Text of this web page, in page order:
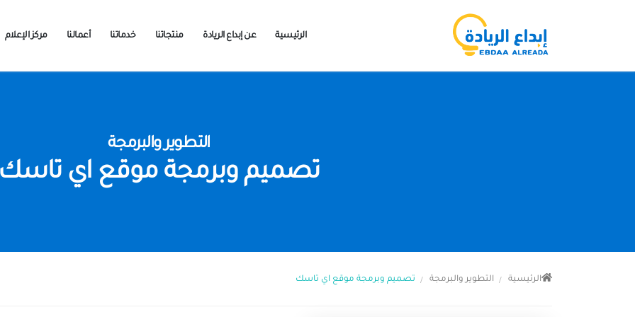
الرئيسية عن إبداع الريادة منتجاتنا خدماتنا أعمالنا مركز الإعلام
التطوير والبرمجة
تصميم وبرمجة موقع اي تاسك
الرئيسية التطوير والبرمجة تصميم وبرمجة موقع اي تاسك